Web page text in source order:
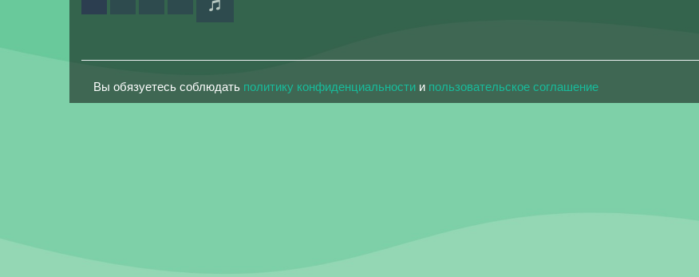
Вы обязуетесь соблюдать политику конфиденциальности и пользовательское соглашение